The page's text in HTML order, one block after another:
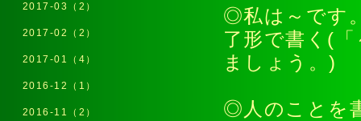
◎私は～です
了形で書く(
ましょう。)
◎人のことを
2017-03（2）
2017-02（2）
2017-01（4）
2016-12（1）
2016-11（2）